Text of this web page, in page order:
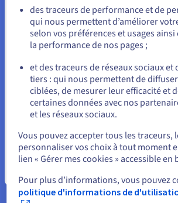
sécurise tous les transferts de
Le résultat
Grâce à la solution d’OVH,
clients d’améliorer leur expérience de
contenus audio livrés directement
de vente. En sous-traitant la gestion
d’énergie à consacrer à son cœur de
Allez sur le site États-Unis
us.ovhcloud.com/
Anglais USD -
ou
Rester sur le site actuel
Sélectionner un autre site web
des traceurs de performance et de
qui nous permettent d’améliorer
selon vos préférences et usages
la performance de nos pages ;
et des traceurs de réseaux sociaux et
tiers : qui nous permettent de
ciblées, de mesurer leur efficacité et
certaines données avec nos
et les réseaux sociaux.
Vous pouvez accepter tous les traceurs,
personnaliser vos choix à tout moment
lien « Gérer mes cookies » accessible en
Pour plus d’informations, vous pouvez
politique d'informations de